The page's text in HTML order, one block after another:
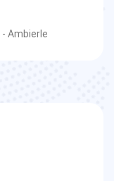
Ambierle